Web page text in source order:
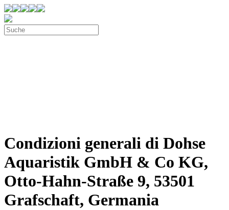
Condizioni generali di Dohse
Aquaristik GmbH & Co KG,
Otto-Hahn-Straße 9, 53501
Grafschaft, Germania